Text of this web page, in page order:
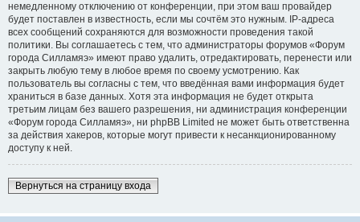
немедленному отключению от конференции, при этом ваш провайдер
будет поставлен в известность, если мы сочтём это нужным. IP-адреса
всех сообщений сохраняются для возможности проведения такой
политики. Вы соглашаетесь с тем, что администраторы форумов «Форум
города Силламяэ» имеют право удалить, отредактировать, перенести или
закрыть любую тему в любое время по своему усмотрению. Как
пользователь вы согласны с тем, что введённая вами информация будет
храниться в базе данных. Хотя эта информация не будет открыта
третьим лицам без вашего разрешения, ни администрация конференции
«Форум города Силламяэ», ни phpBB Limited не может быть ответственна
за действия хакеров, которые могут привести к несанкционированному
доступу к ней.
Вернуться на страницу входа